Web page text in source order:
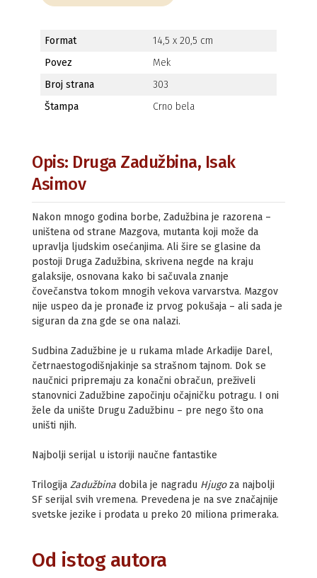
Format
14,5 x 20,5 cm
Povez
Mek
Broj strana
303
Štampa
Crno bela
Opis: Druga Zadužbina, Isak
Asimov
Nakon mnogo godina borbe, Zadužbina je razorena –
uništena od strane Mazgova, mutanta koji može da
upravlja ljudskim osećanjima. Ali šire se glasine da
postoji Druga Zadužbina, skrivena negde na kraju
galaksije, osnovana kako bi sačuvala znanje
čovečanstva tokom mnogih vekova varvarstva. Mazgov
nije uspeo da je pronađe iz prvog pokušaja – ali sada je
siguran da zna gde se ona nalazi.
Sudbina Zadužbine je u rukama mlade Arkadije Darel,
četrnaestogodišnjakinje sa strašnom tajnom. Dok se
naučnici pripremaju za konačni obračun, preživeli
stanovnici Zadužbine započinju očajničku potragu. I oni
žele da unište Drugu Zadužbinu – pre nego što ona
uništi njih.
Najbolji serijal u istoriji naučne fantastike
Trilogija Zadužbina dobila je nagradu Hjugoza najbolji
SF serijal svih vremena. Prevedena je na sve značajnije
svetske jezike i prodata u preko 20 miliona primeraka.
Od istog autora